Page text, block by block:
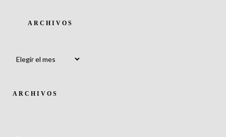
ARCHIVOS
ARCHIVOS